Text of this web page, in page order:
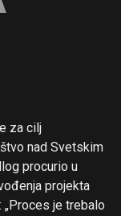
za cilj
nad Svetskim
procurio u
projekta
„Proces je trebalo